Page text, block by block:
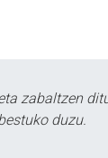
zabaltzen
duzu.